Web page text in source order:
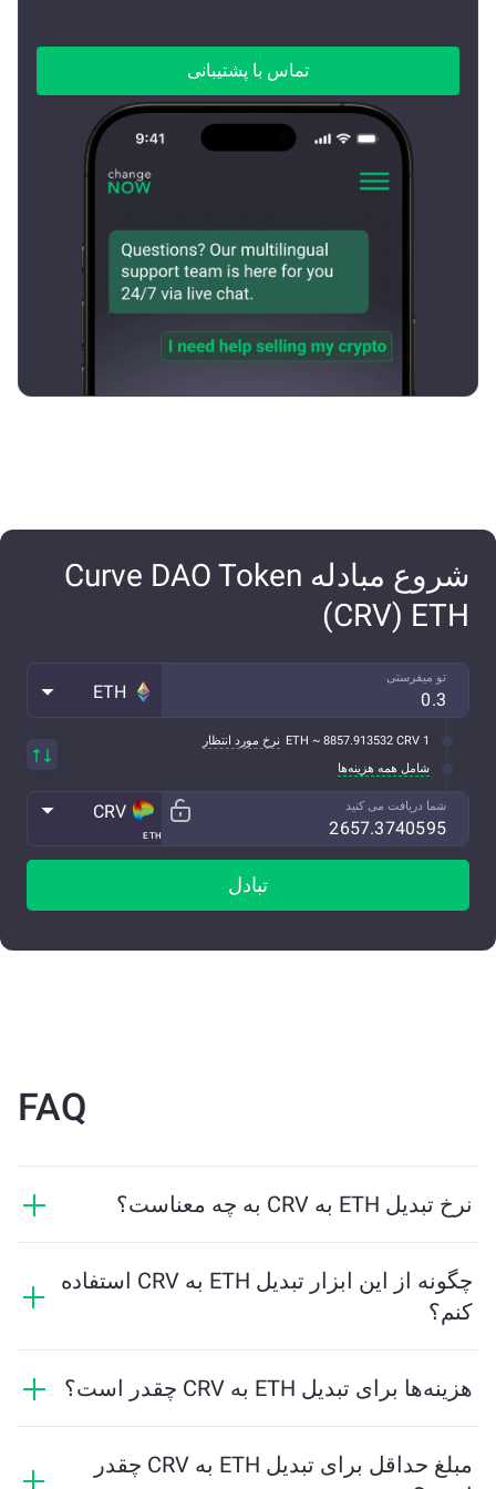
تماس با پشتیبانی
شروع مبادله Curve DAO Token
(CRV) ETH
تو میفرستی
ETH
1 ETH ~ 8857.913532 CRV
نرخ مورد انتظار
شامل همه هزینه‌ها
شما دریافت می کنید
ETH
CRV
تبادل
FAQ
نرخ تبدیل ETH به CRV به چه معناست؟
دریافت خواهید کرد. این نرخ براساس شرایط بازار، عرضه و
تقاضا، و نقدینگی تغییر می‌کند.
چگونه از این ابزار تبدیل ETH به CRV استفاده
کنم؟
ابزار مقدار تخمینی CRV دریافتی را محاسبه خواهد کرد.
هزینه‌ها برای تبدیل ETH به CRV چقدر است؟
متفاوت است. ChangeNOW نرخ‌های رقابتی را بدون
مبلغ حداقل برای تبدیل ETH به CRV چقدر